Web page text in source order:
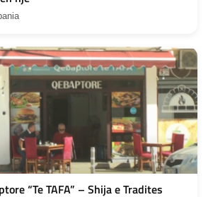
“Te TAFA” – Shija e Tradites